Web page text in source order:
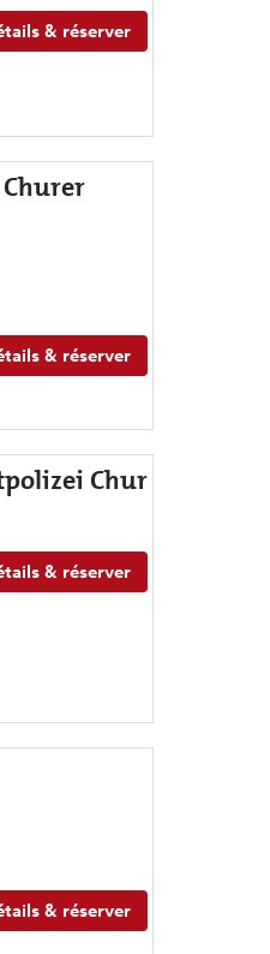
& réserver
& réserver
Chur
& réserver
& réserver